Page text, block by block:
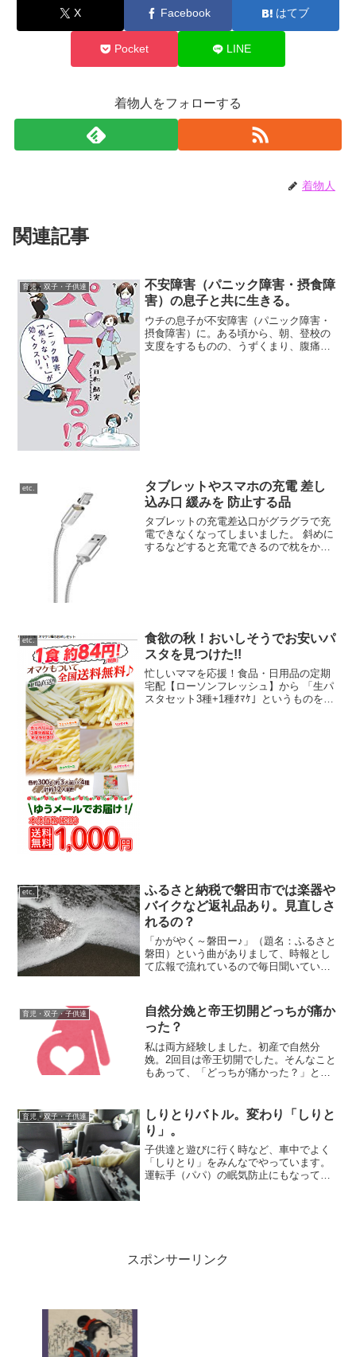
X Facebook はてブ
Pocket LINE
着物人をフォローする
着物人
関連記事
育児・双子・子供達
不安障害（パニック障害・摂食障
害）の息子と共に生きる。
ウチの息子が不安障害（パニック障害・
摂食障害）に。ある頃から、朝、登校の
支度をするものの、うずくまり、腹痛や
etc.
タブレットやスマホの充電 差し
込み口 緩みを 防止する品
タブレットの充電差込口がグラグラで充
電できなくなってしまいました。 斜めに
するなどすると充電できるので枕をかま
etc.
食欲の秋！おいしそうでお安いパ
スタを見つけた!!
忙しいママを応援！食品・日用品の定期
宅配【ローソンフレッシュ】から 「生パ
スタセット3種+1種ｵﾏｹ」というものを見
etc.
ふるさと納税で磐田市では楽器や
バイクなど返礼品あり。見直しさ
れるの？
「かがやく～磐田ー♪」（題名：ふるさと
磐田）という曲がありまして、時報とし
て広報で流れているので毎日聞いている
しゃいます。「ものづくりの町」として
知られている磐田市です...
育児・双子・子供達
自然分娩と帝王切開どっちが痛か
った？
私は両方経験しました。初産で自然分
娩。2回目は帝王切開でした。そんなこと
もあって、「どっちが痛かった？」と聞
育児・双子・子供達
しりとりバトル。変わり「しりと
り」。
子供達と遊びに行く時など、車中でよく
「しりとり」をみんなでやっています。
運転手（パパ）の眠気防止にもなってい
スポンサーリンク